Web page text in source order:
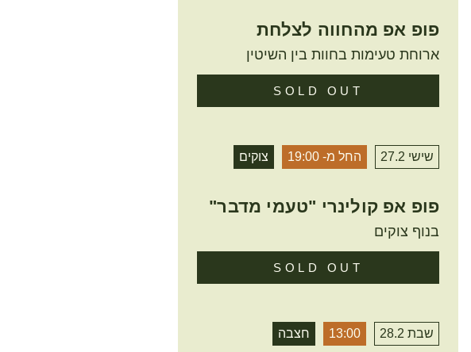
פופ אפ מהחווה לצלחת
ארוחת טעימות בחוות בין השיטין
SOLD OUT
שישי 27.2 החל מ- 19:00 צוקים
פופ אפ קולינרי "טעמי מדבר"
בנוף צוקים
SOLD OUT
שבת 28.2 13:00 חצבה